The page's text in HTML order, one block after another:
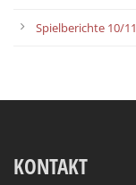
Spielberichte 10/11
KONTAKT